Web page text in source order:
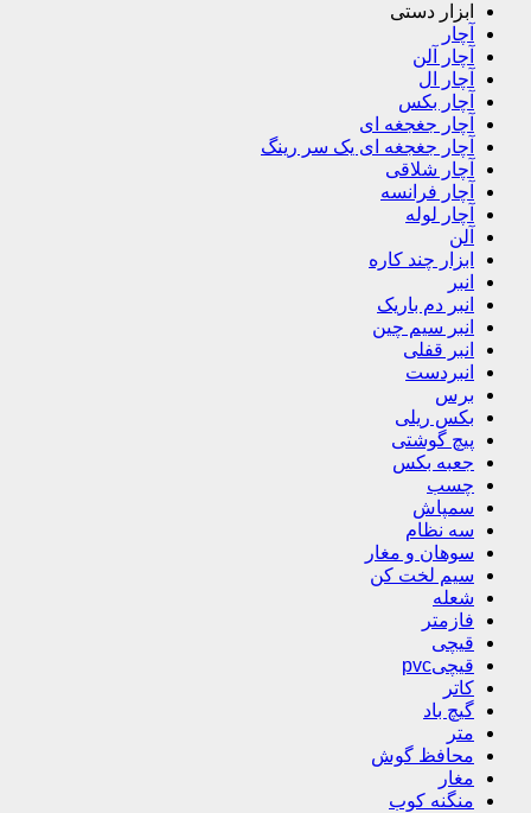
ابزار دستی
آچار
آچار آلن
آچار ال
آچار بکس
آچار جغجغه ای
آچار جغجغه ای یک سر رینگ
آچار شلاقی
آچار فرانسه
آچار لوله
آلن
ابزار چند کاره
انبر
انبر دم باریک
انبر سیم چین
انبر قفلی
انبردست
برس
بکس ریلی
پیچ گوشتی
جعبه بکس
چسب
سمپاش
سه نظام
سوهان و مغار
سیم لخت کن
شعله
فازمتر
قیچی
قیچیpvc
کاتر
گیچ باد
متر
محافظ گوش
مغار
منگنه کوب